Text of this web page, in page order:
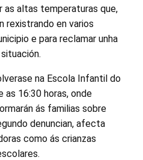
as altas temperaturas que,
rexistrando en varios
e para reclamar unha
na Escola Infantil do
as 16:30 horas, onde
ás familias sobre
denuncian, afecta
como ás crianzas